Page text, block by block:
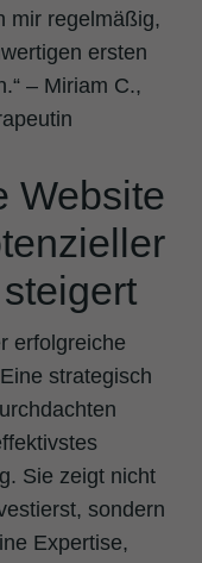
mir regelmäßig,
ersten
– Miriam C.,
Website
erfolgreiche
strategisch
Sie zeigt nicht
sondern
Expertise,